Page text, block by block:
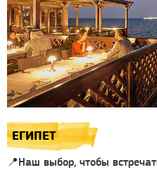
ЕГИПЕТ
📍Наш выбор, чтобы